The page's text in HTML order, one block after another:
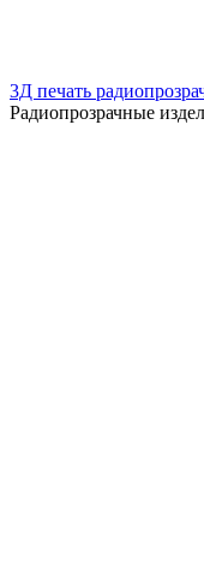
3Д печать
Радиопрозрачные